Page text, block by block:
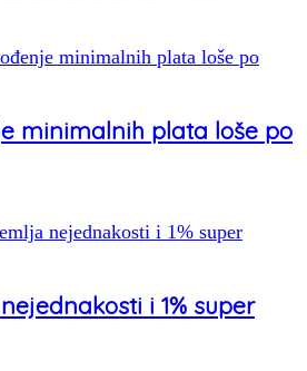
minimalnih plata loše po
i 1% super